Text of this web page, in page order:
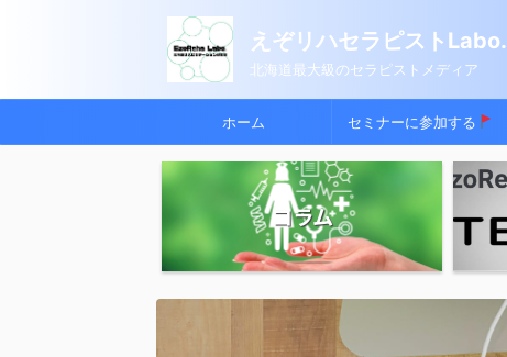
えぞリハセラピストLabo.
北海道最大級のセラピストメディア
ホーム セミナーに参加する
コラム